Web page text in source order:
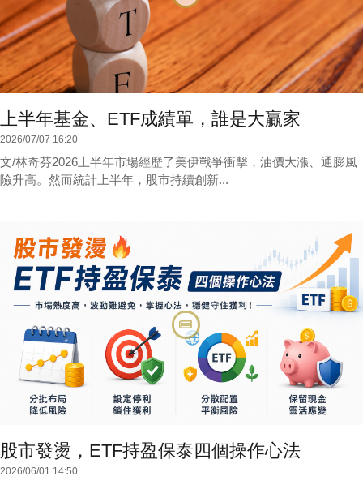
上半年基金、ETF成績單，誰是大贏家
2026/07/07 16:20
文/林奇芬2026上半年市場經歷了美伊戰爭衝擊，油價大漲、通膨風
險升高。然而統計上半年，股市持續創新...
股市發燙，ETF持盈保泰四個操作心法
2026/06/01 14:50